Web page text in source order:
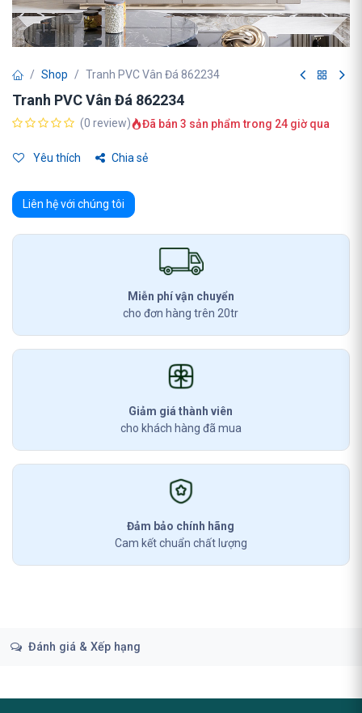
Shop Tranh PVC Vân Đá 862234
Tranh PVC Vân Đá 862234
(0 review) Đã bán 3 sản phẩm trong 24 giờ qua
Yêu thích Chia sẻ
Liên hệ với chúng tôi
Miễn phí vận chuyển
cho đơn hàng trên 20tr
Giảm giá thành viên
cho khách hàng đã mua
Đảm bảo chính hãng
Cam kết chuẩn chất lượng
Đánh giá & Xếp hạng